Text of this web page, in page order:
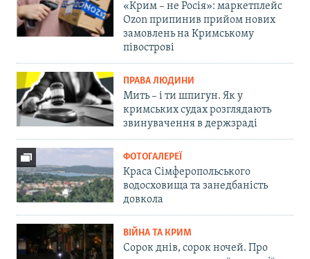
«Крим – не Росія»: маркетплейс
Ozon припинив прийом нових
замовлень на Кримському
півострові
ПРАВА ЛЮДИНИ
Мить – і ти шпигун. Як у
кримських судах розглядають
звинувачення в держзраді
ФОТОГАЛЕРЕЇ
Краса Сімферопольського
водосховища та занедбаність
довкола
ВІЙНА ТА КРИМ
Сорок днів, сорок ночей. Про